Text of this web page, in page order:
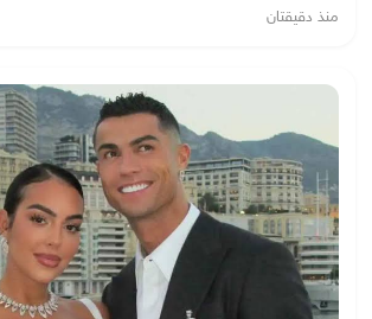
منذ دقيقتان